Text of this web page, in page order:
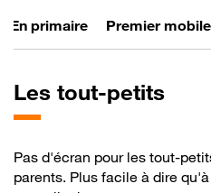
En primaire Premier mobile
Les tout-petits
Pas d'écran pour les tout-
parents. Plus facile à dire